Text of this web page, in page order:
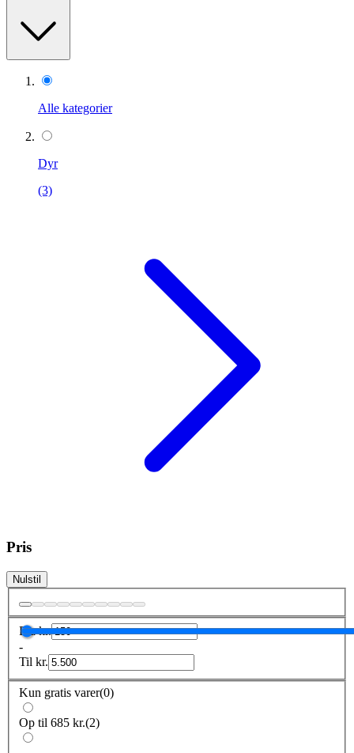
Alle kategorier
Dyr
(3)
Pris
Nulstil
Frakr.
-
Til kr.
Kun gratis varer(0)
Op til 685 kr.(2)